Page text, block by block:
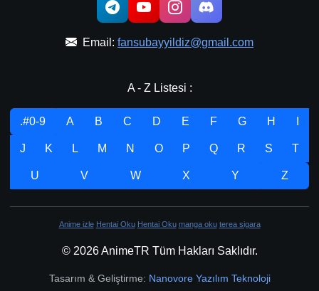
Email: fansubayyildiz@gmail.com
A - Z Listesi :
.#0-9 A B C D E F G H
J K L M N O P Q R S T
U V W X Y Z
Anime izle Hentai Oku Hentai Oku manga oku terea sigara
© 2026 AnimeTR Tüm Hakları Saklıdır.
Tasarım & Geliştirme: Nanovore Yazılım Teknoloji